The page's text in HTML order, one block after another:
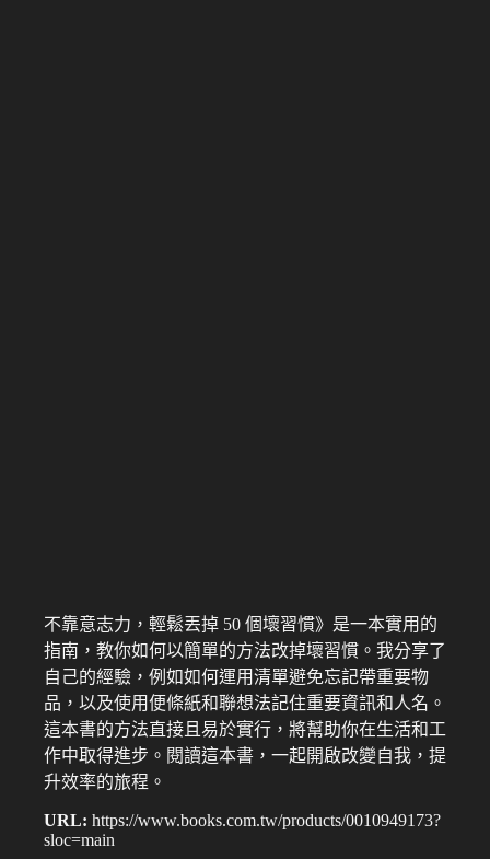
不靠意志力，輕鬆丟掉 50 個壞習慣》是一本實用的
指南，教你如何以簡單的方法改掉壞習慣。我分享了
自己的經驗，例如如何運用清單避免忘記帶重要物
品，以及使用便條紙和聯想法記住重要資訊和人名。
這本書的方法直接且易於實行，將幫助你在生活和工
作中取得進步。閱讀這本書，一起開啟改變自我，提
升效率的旅程。
URL: https://www.books.com.tw/products/0010949173?
sloc=main